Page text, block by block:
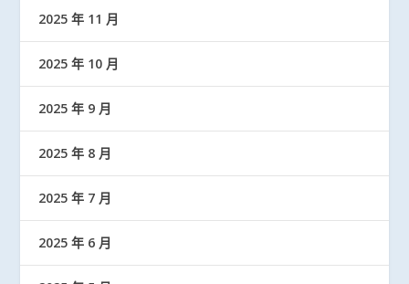
2025 年 11 月
2025 年 10 月
2025 年 9 月
2025 年 8 月
2025 年 7 月
2025 年 6 月